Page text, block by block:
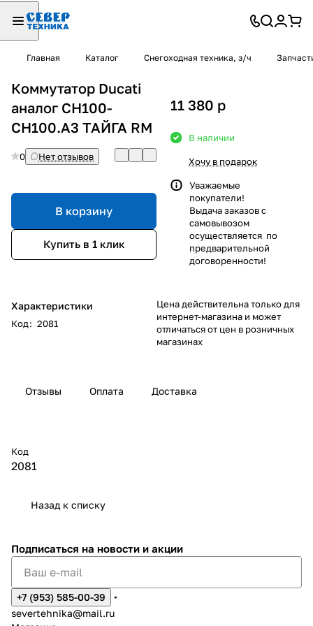
Главная Каталог Снегоходная техника, з/ч
Коммутатор Ducati
аналог CH100-
CH100.A3 ТАЙГА RM
0 Нет отзывов
В корзину
Купить в 1 клик
Характеристики
Код: 2081
11 380 p
В наличии
Хочу в подарок
Уважаемые
покупатели!
Выдача заказов с
самовывозом
осуществляется по
предварительной
договоренности!
Цена действительна только для
интернет-магазина и может
отличаться от цен в розничных
магазинах
Отзывы Оплата Доставка
Код
2081
Назад к списку
Подписаться на новости и акции
+7 (953) 585-00-39
severtehnika@mail.ru